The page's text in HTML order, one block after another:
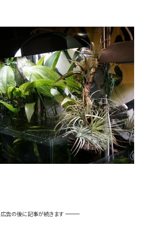
広告の後に記事が続きます